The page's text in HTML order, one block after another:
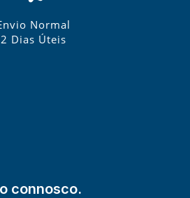
Normal
2 Dias Úteis
connosco.